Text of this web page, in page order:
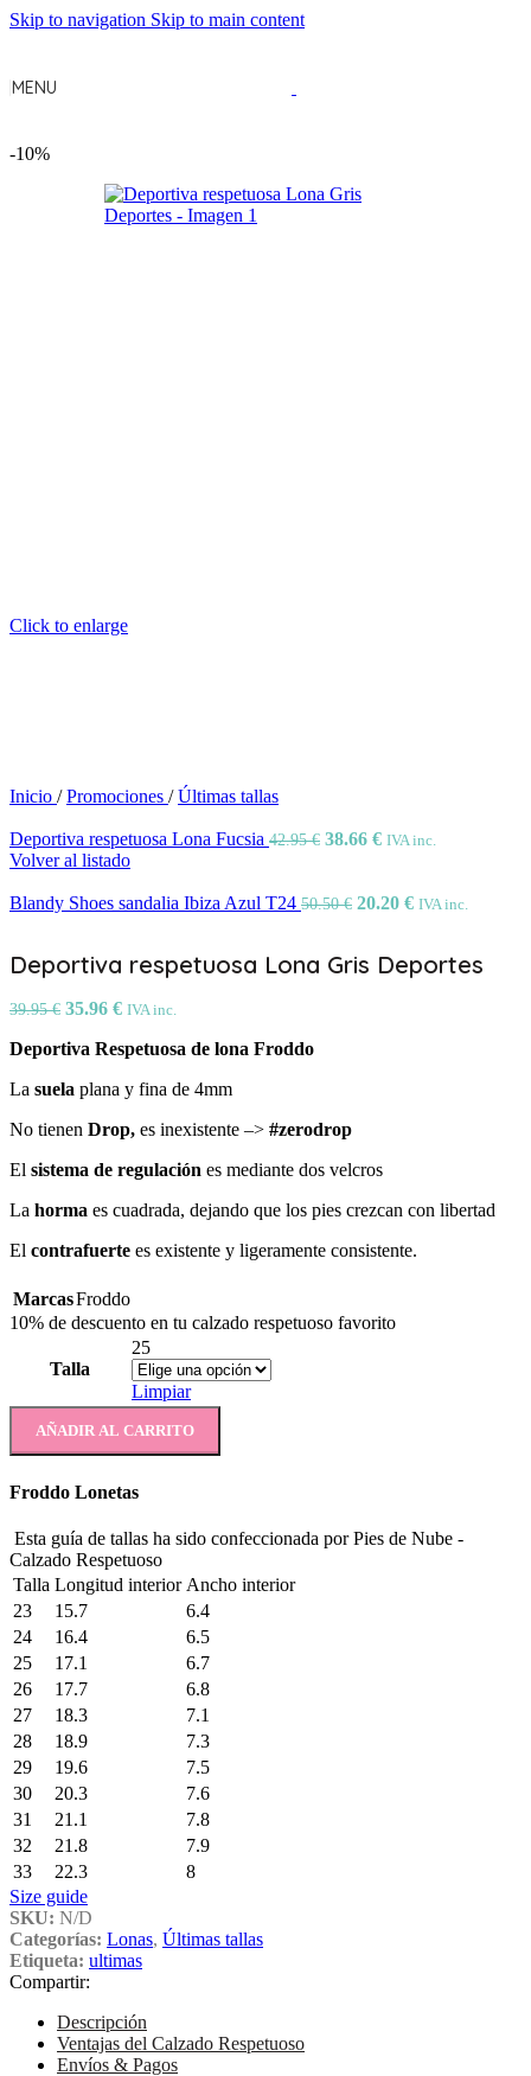
Skip to navigation Skip to main content
MENU
-10%
Click to enlarge
Inicio / Promociones / Últimas tallas
Deportiva respetuosa Lona Fucsia 42.95€ 38.66 € IVA inc.
Volver al listado
Blandy Shoes sandalia Ibiza Azul T24 50.50€ 20.20 € IVA inc.
Deportiva respetuosa Lona Gris Deportes
39.95€ 35.96 € IVA inc.
Deportiva Respetuosa de lona Froddo
La suela plana y fina de 4mm
No tienen Drop, es inexistente –> #zerodrop
El sistema de regulación es mediante dos velcros
La horma es cuadrada, dejando que los pies crezcan con libertad
El contrafuerte es existente y ligeramente consistente.
MarcasFroddo
10% de descuento en tu calzado respetuoso favorito
Talla
25
Limpiar
AÑADIR AL CARRITO
Froddo Lonetas
Esta guía de tallas ha sido confeccionada por Pies de Nube -
Calzado Respetuoso
Talla Longitud interior Ancho interior
23
15.7
6.4
24
16.4
6.5
25
17.1
6.7
26
17.7
6.8
27
18.3
7.1
28
18.9
7.3
29
19.6
7.5
30
20.3
7.6
31
21.1
7.8
32
21.8
7.9
33
22.3
8
Size guide
SKU: N/D
Categorías: Lonas, Últimas tallas
Etiqueta: ultimas
Compartir:
Descripción
Ventajas del Calzado Respetuoso
Envíos & Pagos